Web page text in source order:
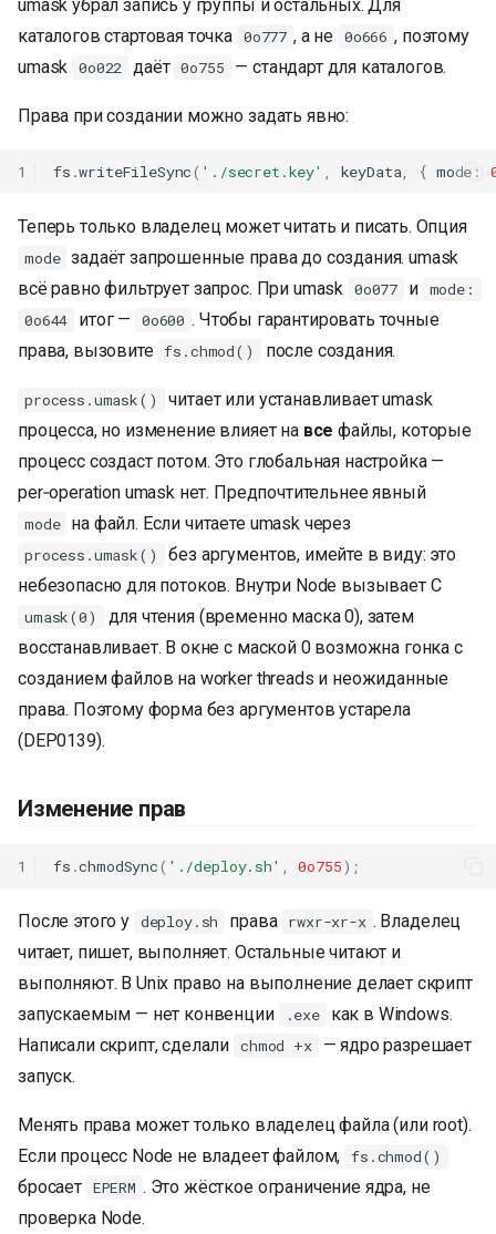
umask убрал запись у группы и остальных. Для
каталогов стартовая точка 0o777 , а не 0o666 , поэтому
umask 0o022 даёт 0o755 — стандарт для каталогов.
Права при создании можно задать явно:
1 fs .writeFileSync( './secret.key' , keyData, { mode :
Теперь только владелец может читать и писать. Опция
mode задаёт запрошенные права до создания. umask
всё равно фильтрует запрос. При umask 0o077 и mode:
0o644
итог — 0o600 . Чтобы гарантировать точные
права, вызовите fs.chmod() после создания.
process.umask()
читает или устанавливает umask
процесса, но изменение влияет на все файлы, которые
процесс создаст потом. Это глобальная настройка —
per‑operation umask нет. Предпочтительнее явный
mode на файл. Если читаете umask через
process.umask()
без аргументов, имейте в виду: это
небезопасно для потоков. Внутри Node вызывает C
umask(0)
для чтения (временно маска 0), затем
восстанавливает. В окне с маской 0 возможна гонка с
созданием файлов на worker threads и неожиданные
права. Поэтому форма без аргументов устарела
(DEP0139).
Изменение прав
1 fs .chmodSync( './deploy.sh' , 0o755);
После этого у deploy.sh права rwxr-xr-x . Владелец
читает, пишет, выполняет. Остальные читают и
выполняют. В Unix право на выполнение делает скрипт
запускаемым — нет конвенции
.exe
как в Windows.
Написали скрипт, сделали chmod +x
— ядро разрешает
запуск.
Менять права может только владелец файла (или root).
Если процесс Node не владеет файлом, fs.chmod()
бросает EPERM . Это жёсткое ограничение ядра, не
проверка Node.